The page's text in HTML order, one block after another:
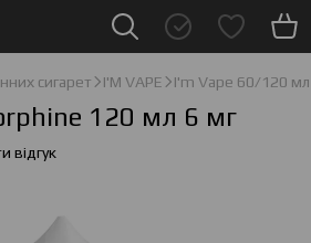
сигарет I'М VAPE I'm Vape 60/120 мл
120 мл 6 мг
відгук